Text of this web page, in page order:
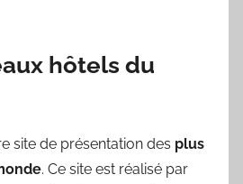
hôtels du
site de présentation des plus
. Ce site est réalisé par